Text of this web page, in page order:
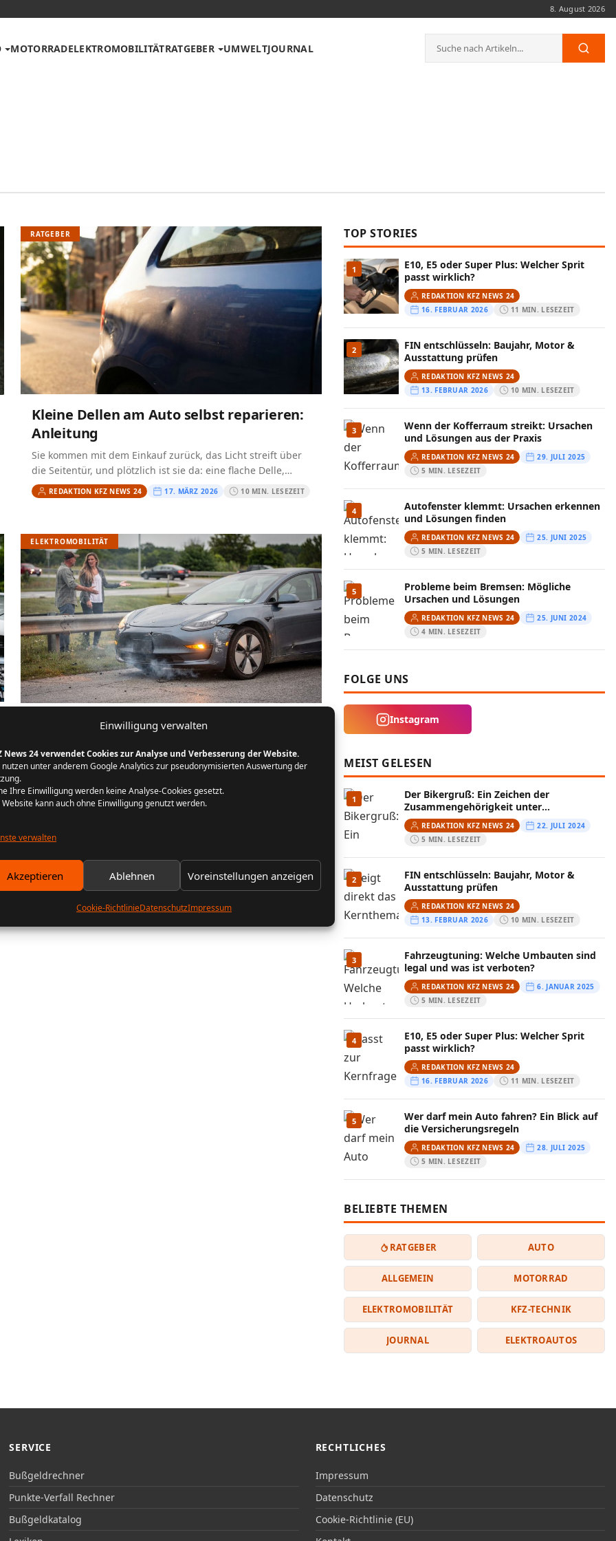
Einwilligung verwalten
News 24 verwendet Cookies zur Analyse und Verbesserung der Website.
nutzen unter anderem Google Analytics zur pseudonymisierten Auswertung der
Ihre Einwilligung werden keine Analyse-Cookies gesetzt.
Website kann auch ohne Einwilligung genutzt werden.
verwalten
Akzeptieren Ablehnen Voreinstellungen anzeigen
Cookie-RichtlinieDatenschutzImpressum
8. August 2026
MOTORRADELEKTROMOBILITÄTRATGEBER UMWELTJOURNAL
Suche
nach:
RATGEBER
Kleine Dellen am Auto selbst reparieren:
Anleitung
Sie kommen mit dem Einkauf zurück, das Licht streift über
die Seitentür, und plötzlich ist sie da: eine flache Delle,
kaum größer als eine Münze,…
REDAKTION KFZ NEWS 24 17. MÄRZ 2026 10 MIN. LESEZEIT
ELEKTROMOBILITÄT
E-Auto-Brände entlarvt: 9 Mythen und
E-Autos gelten vielen als Brandrisiko – andere halten das
nicht. Entscheidend ist, zu verstehen, wie Brände…
REDAKTION KFZ NEWS 24
16. FEBRUAR 2026
TOP STORIES
1
E10, E5 oder Super Plus: Welcher Sprit
passt wirklich?
REDAKTION KFZ NEWS 24
16. FEBRUAR 2026
11 MIN. LESEZEIT
2
FIN entschlüsseln: Baujahr, Motor &
Ausstattung prüfen
REDAKTION KFZ NEWS 24
13. FEBRUAR 2026
10 MIN. LESEZEIT
3
Wenn der Kofferraum streikt: Ursachen
und Lösungen aus der Praxis
REDAKTION KFZ NEWS 24
29. JULI 2025
5 MIN. LESEZEIT
4
Autofenster klemmt: Ursachen erkennen
und Lösungen finden
REDAKTION KFZ NEWS 24
25. JUNI 2025
5 MIN. LESEZEIT
5
Probleme beim Bremsen: Mögliche
Ursachen und Lösungen
REDAKTION KFZ NEWS 24
25. JUNI 2024
4 MIN. LESEZEIT
FOLGE UNS
Instagram
MEIST GELESEN
1
Der Bikergruß: Ein Zeichen der
Zusammengehörigkeit unter
Motorradfahrern
REDAKTION KFZ NEWS 24
22. JULI 2024
5 MIN. LESEZEIT
2
FIN entschlüsseln: Baujahr, Motor &
Ausstattung prüfen
REDAKTION KFZ NEWS 24
13. FEBRUAR 2026
10 MIN. LESEZEIT
3
Fahrzeugtuning: Welche Umbauten sind
legal und was ist verboten?
REDAKTION KFZ NEWS 24
6. JANUAR 2025
5 MIN. LESEZEIT
4
E10, E5 oder Super Plus: Welcher Sprit
passt wirklich?
REDAKTION KFZ NEWS 24
16. FEBRUAR 2026
11 MIN. LESEZEIT
5
Wer darf mein Auto fahren? Ein Blick auf
die Versicherungsregeln
REDAKTION KFZ NEWS 24
28. JULI 2025
5 MIN. LESEZEIT
BELIEBTE THEMEN
RATGEBER AUTO
ALLGEMEIN MOTORRAD
ELEKTROMOBILITÄT KFZ-TECHNIK
JOURNAL ELEKTROAUTOS
SERVICE
Bußgeldrechner
Punkte-Verfall Rechner
Bußgeldkatalog
RECHTLICHES
Impressum
Datenschutz
Cookie-Richtlinie (EU)